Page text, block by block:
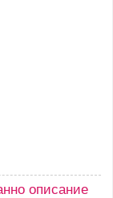
описание